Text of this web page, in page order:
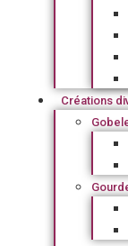
Créations